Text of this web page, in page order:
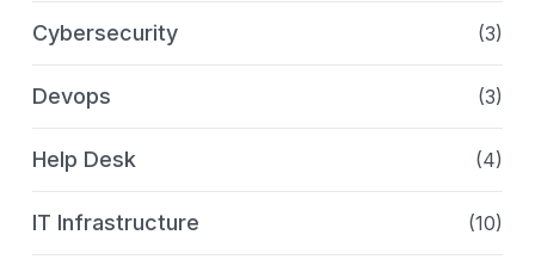
Cybersecurity (3)
Devops (3)
Help Desk (4)
IT Infrastructure (10)